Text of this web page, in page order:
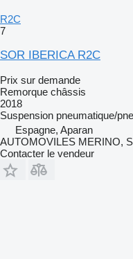
R2C
7
SOR IBERICA R2C
Prix sur demande
Remorque châssis
2018
Suspension pneumatique/
Espagne, Aparan
AUTOMOVILES MERINO,
Contacter le vendeur